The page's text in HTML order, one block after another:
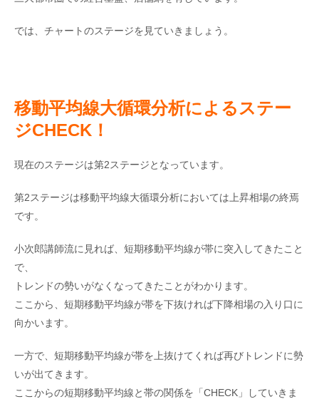
では、チャートのステージを見ていきましょう。
移動平均線大循環分析によるステー
ジCHECK ！
現在のステージは第2ステージとなっています。
第2ステージは移動平均線大循環分析においては上昇相場の終焉
です。
小次郎講師流に見れば、短期移動平均線が帯に突入してきたこと
で、
トレンドの勢いがなくなってきたことがわかります。
ここから、短期移動平均線が帯を下抜ければ下降相場の入り口に
向かいます。
一方で、短期移動平均線が帯を上抜けてくれば再びトレンドに勢
いが出てきます。
ここからの短期移動平均線と帯の関係を「CHECK」していきま